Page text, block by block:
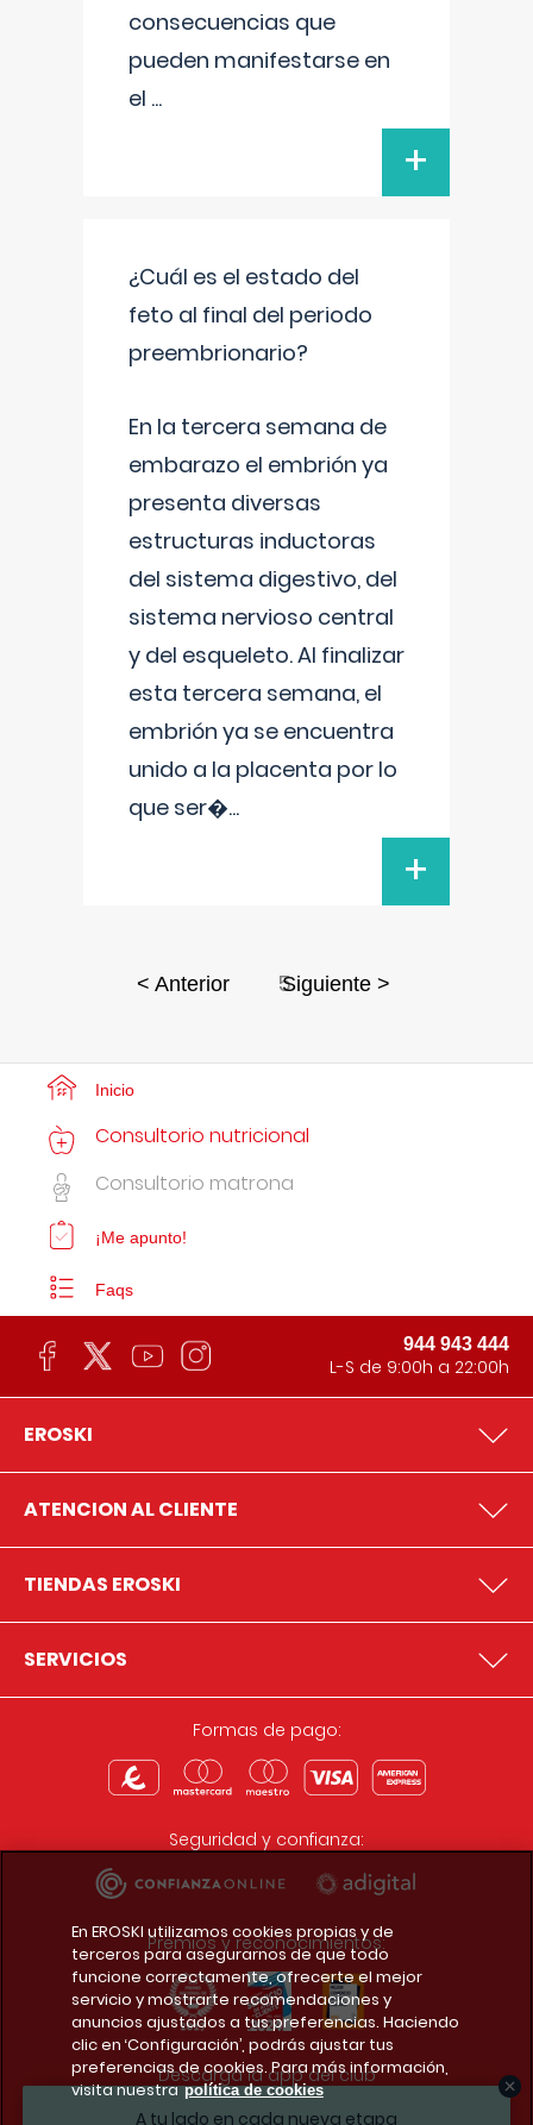
consecuencias que
pueden manifestarse en
el ...
+
¿Cuál es el estado del
feto al final del periodo
preembrionario?
En la tercera semana de
embarazo el embrión ya
presenta diversas
estructuras inductoras
del sistema digestivo, del
sistema nervioso central
y del esqueleto. Al finalizar
esta tercera semana, el
embrión ya se encuentra
unido a la placenta por lo
que ser�...
+
< Anterior 5
Siguiente >
A tu lado en cada nueva etapa
Inicio
Consultorio nutricional
Consultorio matrona
¡Me apunto!
Faqs
944 943 444
L-S de 9:00h a 22:00h
EROSKI
ATENCION AL CLIENTE
TIENDAS EROSKI
SERVICIOS
Formas de pago:
Seguridad y confianza:
Premios y reconocimientos:
Descarga la app del club
En EROSKI utilizamos cookies propias y de
terceros para asegurarnos de que todo
funcione correctamente, ofrecerte el mejor
servicio y mostrarte recomendaciones y
anuncios ajustados a tus preferencias. Haciendo
clic en ‘Configuración’, podrás ajustar tus
preferencias de cookies. Para más información,
visita nuestra política de cookies